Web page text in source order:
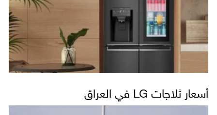
أسعار ثلاجات LG في العراق